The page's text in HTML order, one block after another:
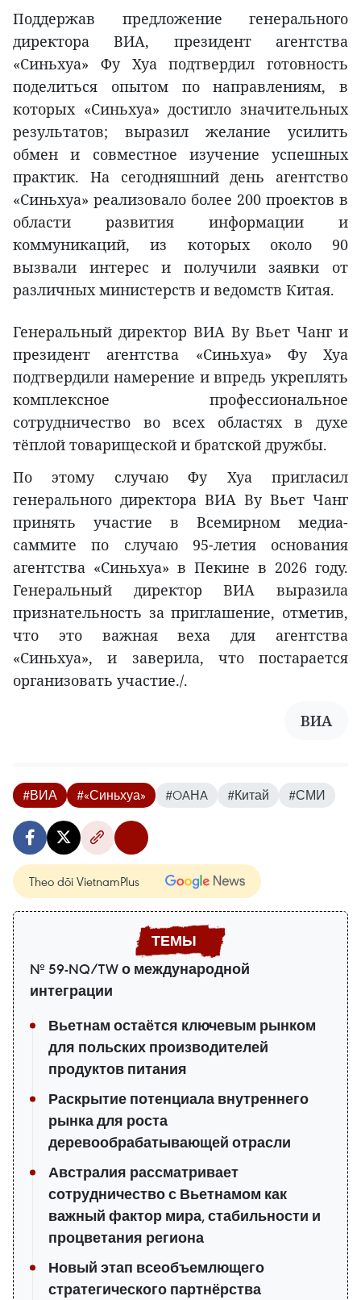
Поддержав предложение генерального
директора ВИА, президент агентства
«Синьхуа» Фу Хуа подтвердил готовность
поделиться опытом по направлениям, в
которых «Синьхуа» достигло значительных
результатов; выразил желание усилить
обмен и совместное изучение успешных
практик. На сегодняшний день агентство
«Синьхуа» реализовало более 200 проектов в
области развития информации и
коммуникаций, из которых около 90
вызвали интерес и получили заявки от
различных министерств и ведомств Китая.
Генеральный директор ВИА Ву Вьет Чанг и
президент агентства «Синьхуа» Фу Хуа
подтвердили намерение и впредь укреплять
комплексное профессиональное
сотрудничество во всех областях в духе
тёплой товарищеской и братской дружбы.
По этому случаю Фу Хуа пригласил
генерального директора ВИА Ву Вьет Чанг
принять участие в Всемирном медиа-
саммите по случаю 95-летия основания
агентства «Синьхуа» в Пекине в 2026 году.
Генеральный директор ВИА выразила
признательность за приглашение, отметив,
что это важная веха для агентства
«Синьхуа», и заверила, что постарается
организовать участие./.
ВИА
#ВИА #«Синьхуа» #OAНA #Китай #СМИ
Theo dõi VietnamPlus
№ 59-NQ/TW о международной
интеграции
Вьетнам остаётся ключевым рынком
для польских производителей
продуктов питания
Раскрытие потенциала внутреннего
рынка для роста
деревообрабатывающей отрасли
Австралия рассматривает
сотрудничество с Вьетнамом как
важный фактор мира, стабильности и
процветания региона
Новый этап всеобъемлющего
стратегического партнёрства